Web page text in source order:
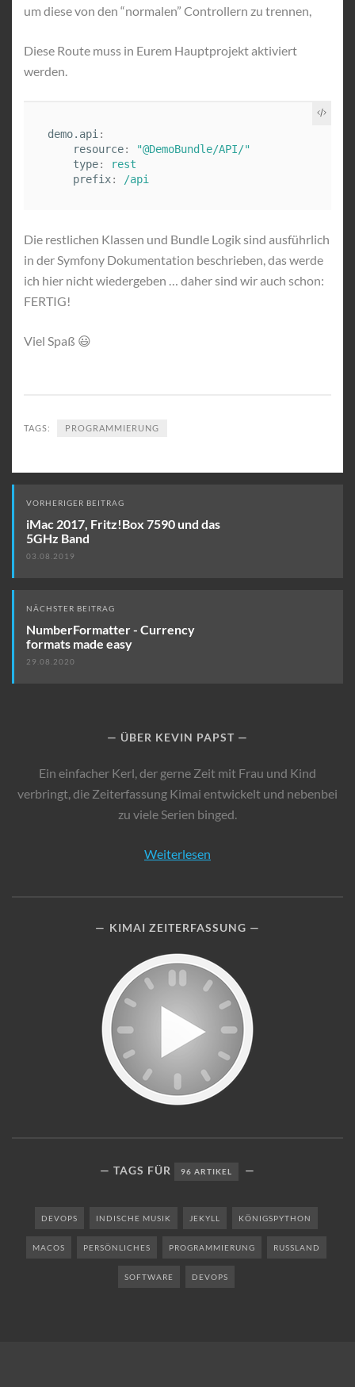
um diese von den “normalen” Controllern zu trennen,
Diese Route muss in Eurem Hauptprojekt aktiviert
werden.
demo.api :
resource: "@DemoBundle/API/"
type:
rest
prefix: /api
Die restlichen Klassen und Bundle Logik sind ausführlich
in der Symfony Dokumentation beschrieben, das werde
ich hier nicht wiedergeben … daher sind wir auch schon:
FERTIG!
Viel Spaß 😃
TAGS: PROGRAMMIERUNG
Beitrags-
Navigation
VORHERIGER BEITRAG
iMac 2017, Fritz!Box 7590 und das
5GHz Band
03.08.2019
NÄCHSTER BEITRAG
NumberFormatter - Currency
formats made easy
29.08.2020
ÜBER KEVIN PAPST
Ein einfacher Kerl, der gerne Zeit mit Frau und Kind
verbringt, die Zeiterfassung Kimai entwickelt und nebenbei
zu viele Serien binged.
Weiterlesen
KIMAI ZEITERFASSUNG
TAGS FÜR 96 ARTIKEL
DEVOPS INDISCHE MUSIK JEKYLL KÖNIGSPYTHON
MACOS PERSÖNLICHES PROGRAMMIERUNG RUSSLAND
SOFTWARE DEVOPS